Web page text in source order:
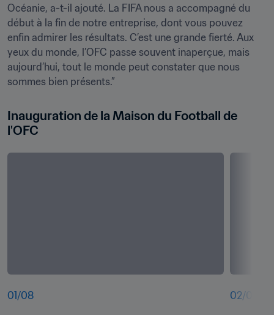
Océanie, a-t-il ajouté. La FIFA nous a accompagné du
début à la fin de notre entreprise, dont vous pouvez
enfin admirer les résultats. C’est une grande fierté. Aux
yeux du monde, l’OFC passe souvent inaperçue, mais
aujourd’hui, tout le monde peut constater que nous
sommes bien présents.”
Inauguration de la Maison du Football de
l'OFC
01 /08 02/08